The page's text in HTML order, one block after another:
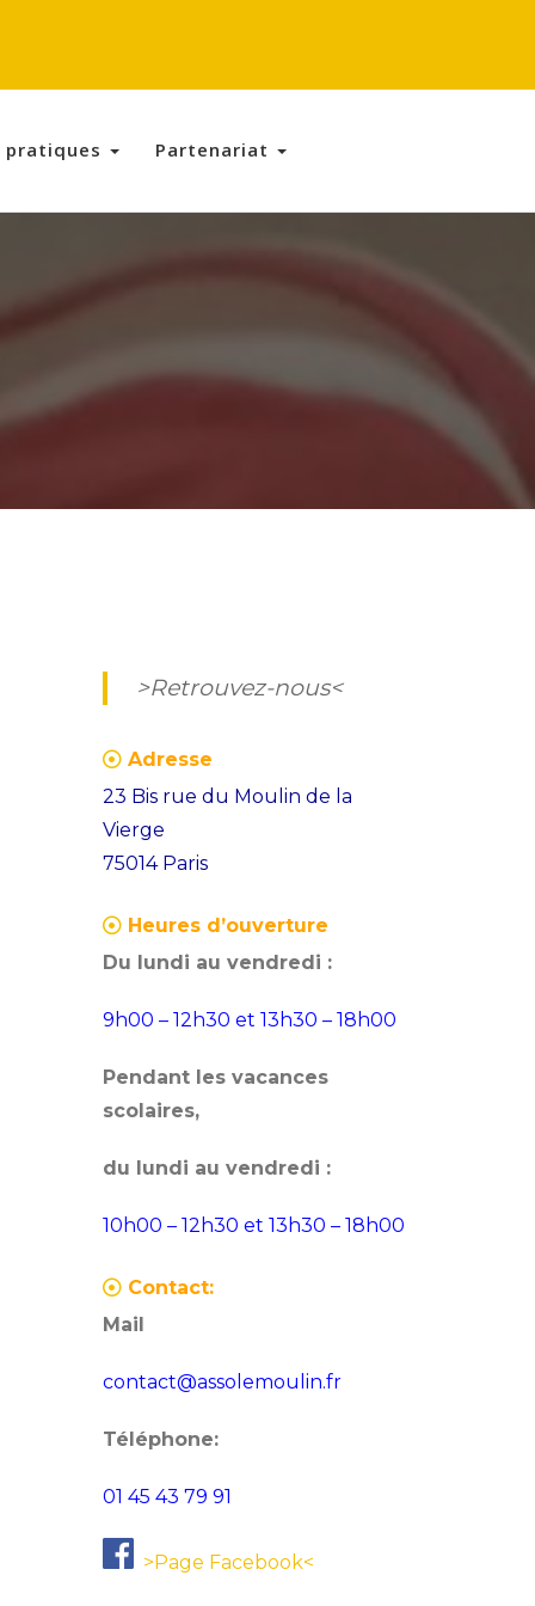
pratiques Partenariat
>Retrouvez-nous<
Adresse
23 Bis rue du Moulin de la
Vierge
75014 Paris
Heures d’ouverture
Du lundi au vendredi :
9h00 – 12h30 et 13h30 – 18h00
Pendant les vacances
scolaires,
du lundi au vendredi :
10h00 – 12h30 et 13h30 – 18h00
Contact:
Mail
contact@assolemoulin.fr
Téléphone:
01 45 43 79 91
>Page Facebook<